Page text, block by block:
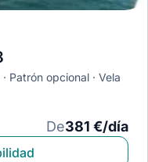
Patrón opcional
Vela
De381 €/día